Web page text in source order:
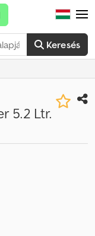
Keresés
5.2 Ltr.